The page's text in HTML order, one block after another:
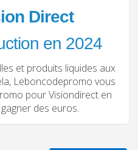
Direct
en 2024
et produits liquides aux
Leboncodepromo vous
pour Visiondirect en
des euros.